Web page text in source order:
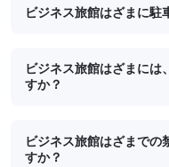
ビジネス旅館はざまに駐
ビジネス旅館はざまには
すか？
ビジネス旅館はざまでの
すか？